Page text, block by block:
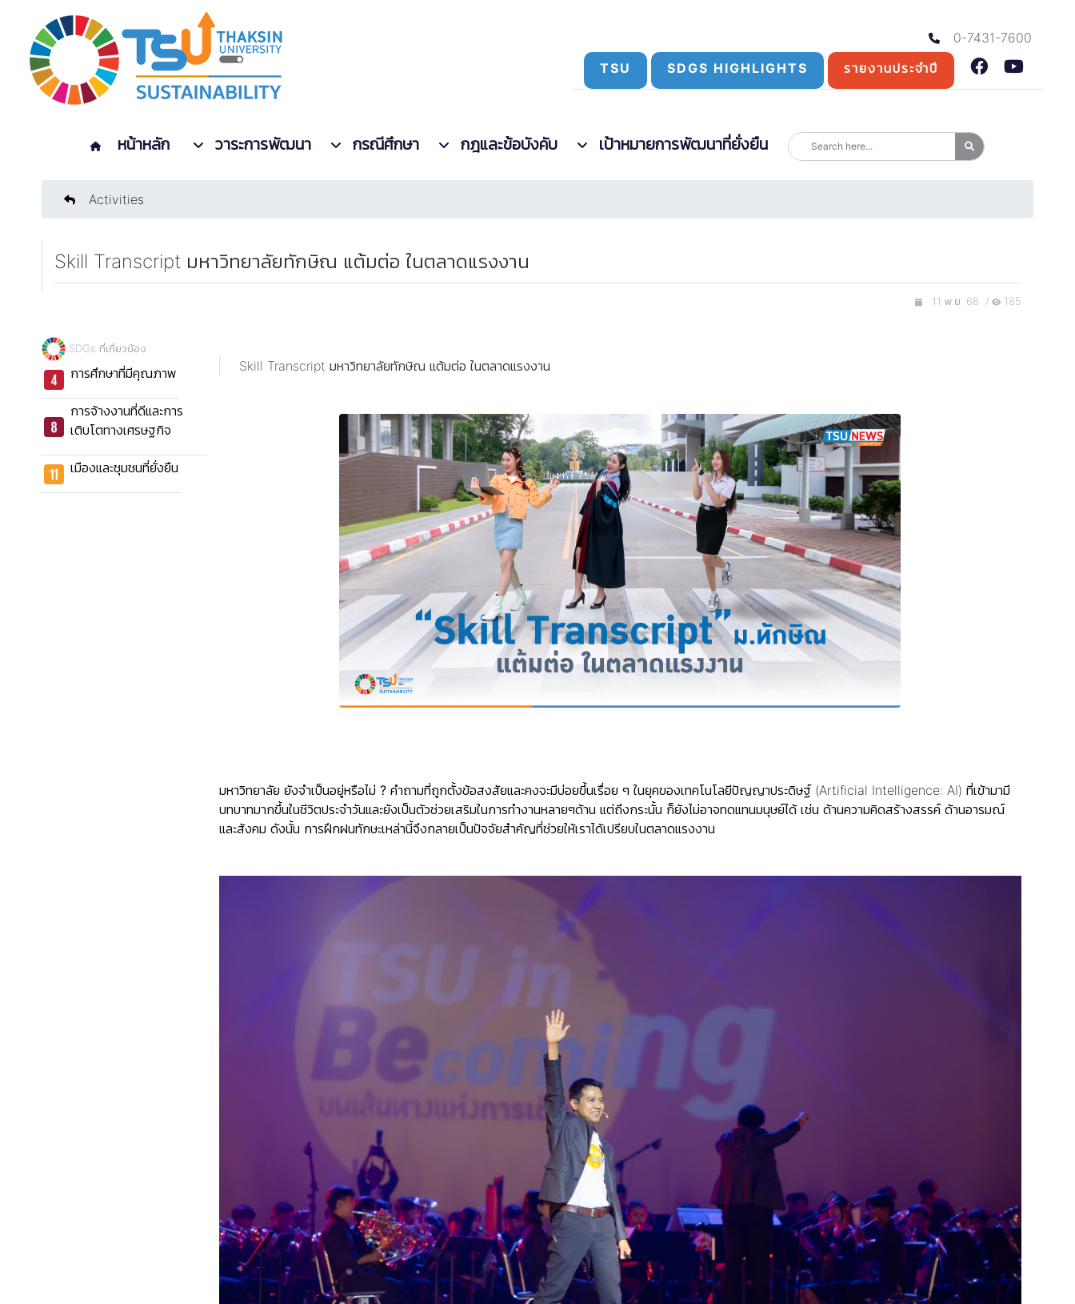
0-7431-7600
TSU
SDGS HIGHLIGHTS รายงานประจำปี
หน้าหลัก วาระการพัฒนา กรณีศึกษา กฎและข้อบังคับ เป้าหมายการพัฒนาที่ยั่งยืน
Activities
Skill Transcript มหาวิทยาลัยทักษิณ แต้มต่อ ในตลาดแรงงาน
11 พ.ย. 68 / 185
SDGs ที่เกี่ยวข้อง
การศึกษาที่มีคุณภาพ
การจ้างงานที่ดีและการ
เติบโตทางเศรษฐกิจ
เมืองและชุมชนที่ยั่งยืน
Skill Transcript มหาวิทยาลัยทักษิณ แต้มต่อ ในตลาดแรงงาน
มหาวิทยาลัย ยังจำเป็นอยู่หรือไม่ ?คำถามที่ถูกตั้งข้อสงสัยและคงจะมีบ่อยขึ้นเรื่อย ๆ ในยุคของเทคโนโลยีปัญญาประดิษฐ์ (Artificial Intelligence: AI) ที่เข้ามามี
บทบาทมากขึ้นในชีวิตประจำวันและยังเป็นตัวช่วยเสริมในการทำงานหลายๆด้าน แต่ถึงกระนั้น ก็ยังไม่อาจทดแทนมนุษย์ได้ เช่น ด้านความคิดสร้างสรรค์ ด้านอารมณ์
และสังคม ดังนั้น การฝึกฝนทักษะเหล่านี้จึงกลายเป็นปัจจัยสำคัญที่ช่วยให้เราได้เปรียบในตลาดแรงงาน